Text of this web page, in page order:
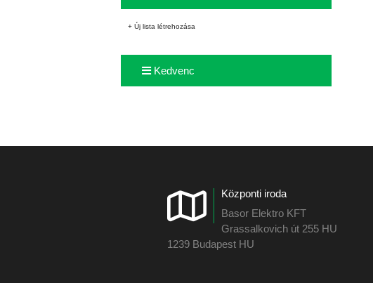
+ Új lista létrehozása
Kedvenc
Központi iroda
Basor Elektro KFT
Grassalkovich út 255 HU
1239 Budapest HU